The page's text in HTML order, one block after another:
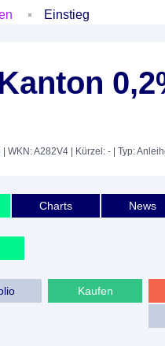
Einstieg
| WKN: A282V4 | Kürzel: - | Typ:
Charts News
Kaufen